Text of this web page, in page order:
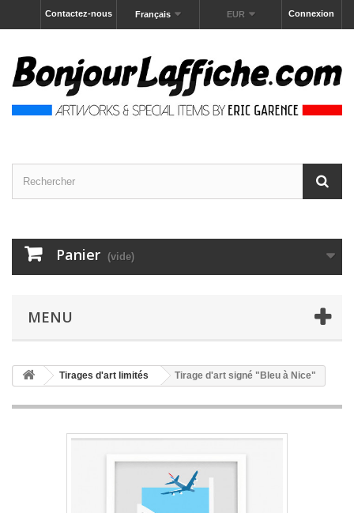
Connexion
EUR
Français
Contactez-nous
Panier (vide)
MENU
Tirages d'art limités Tirage d'art signé "Bleu à Nice"